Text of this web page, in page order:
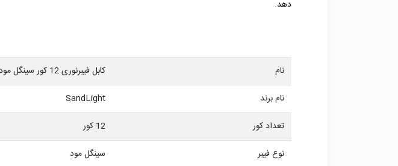
دهد.
نام
کابل فيبرنوری 12 کور سينگل مود خاکی سندلایت
نام برند
SandLight
تعداد کور
12 کور
نوع فیبر
سینگل مود